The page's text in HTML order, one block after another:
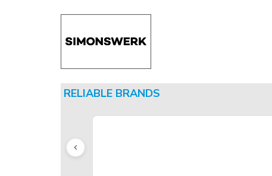
RELIABLE BRANDS